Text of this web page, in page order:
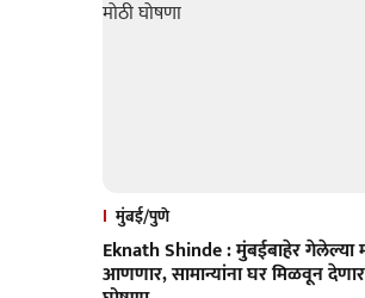
मुंबई/पुणे
Eknath Shinde : मुंबईबाहेर गेलेल्या
आणणार, सामान्यांना घर मिळवून